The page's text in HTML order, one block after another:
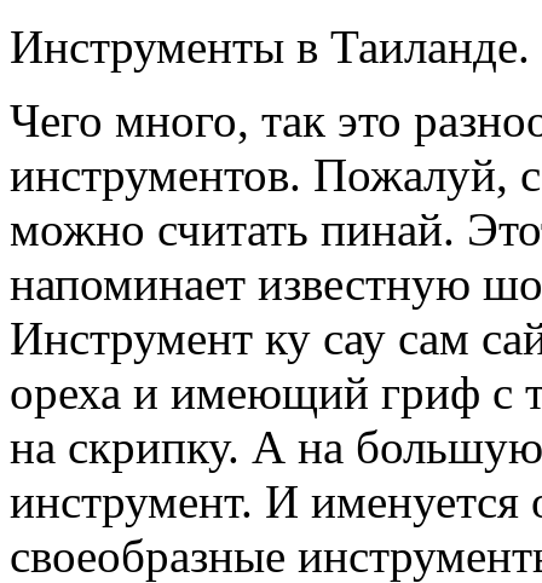
Инструменты в Таиланде.
Чего много, так это
инструментов. Пожалуй,
можно считать пинай.
напоминает известную
Инструмент ку сау сам
ореха и имеющий гриф с
на скрипку. А на
инструмент. И именуется
своеобразные